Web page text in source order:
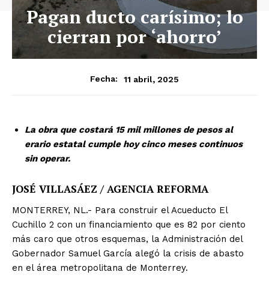
Pagan ducto carísimo; lo
cierran por ‘ahorro’
Fecha: 11 abril, 2025
La obra que costará 15 mil millones de pesos al
erario estatal cumple hoy cinco meses continuos
sin operar.
JOSÉ VILLASÁEZ / AGENCIA REFORMA
MONTERREY, NL.- Para construir el Acueducto El
Cuchillo 2 con un financiamiento que es 82 por ciento
más caro que otros esquemas, la Administración del
Gobernador Samuel García alegó la crisis de abasto
en el área metropolitana de Monterrey.